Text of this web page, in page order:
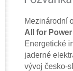
Mezinárodní
All for
Energetické
jaderné
vývoj česko-